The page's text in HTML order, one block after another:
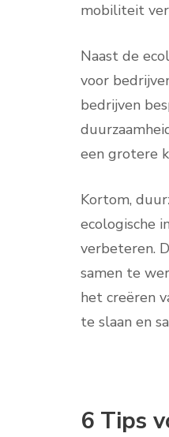
mobiliteit
Naast de
voor
bedrijven
een grotere
Kortom,
ecologische
verbeteren.
samen te
het creëren
te slaan en
6 Tips